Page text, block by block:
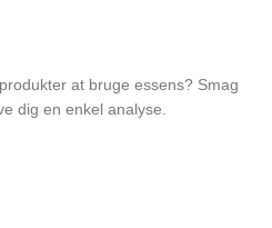
at bruge essens? Smag
dig en enkel analyse.